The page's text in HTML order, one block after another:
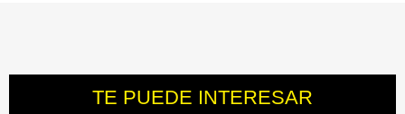
Ofertas empresas Ofertas centros
TE PUEDE INTERESAR